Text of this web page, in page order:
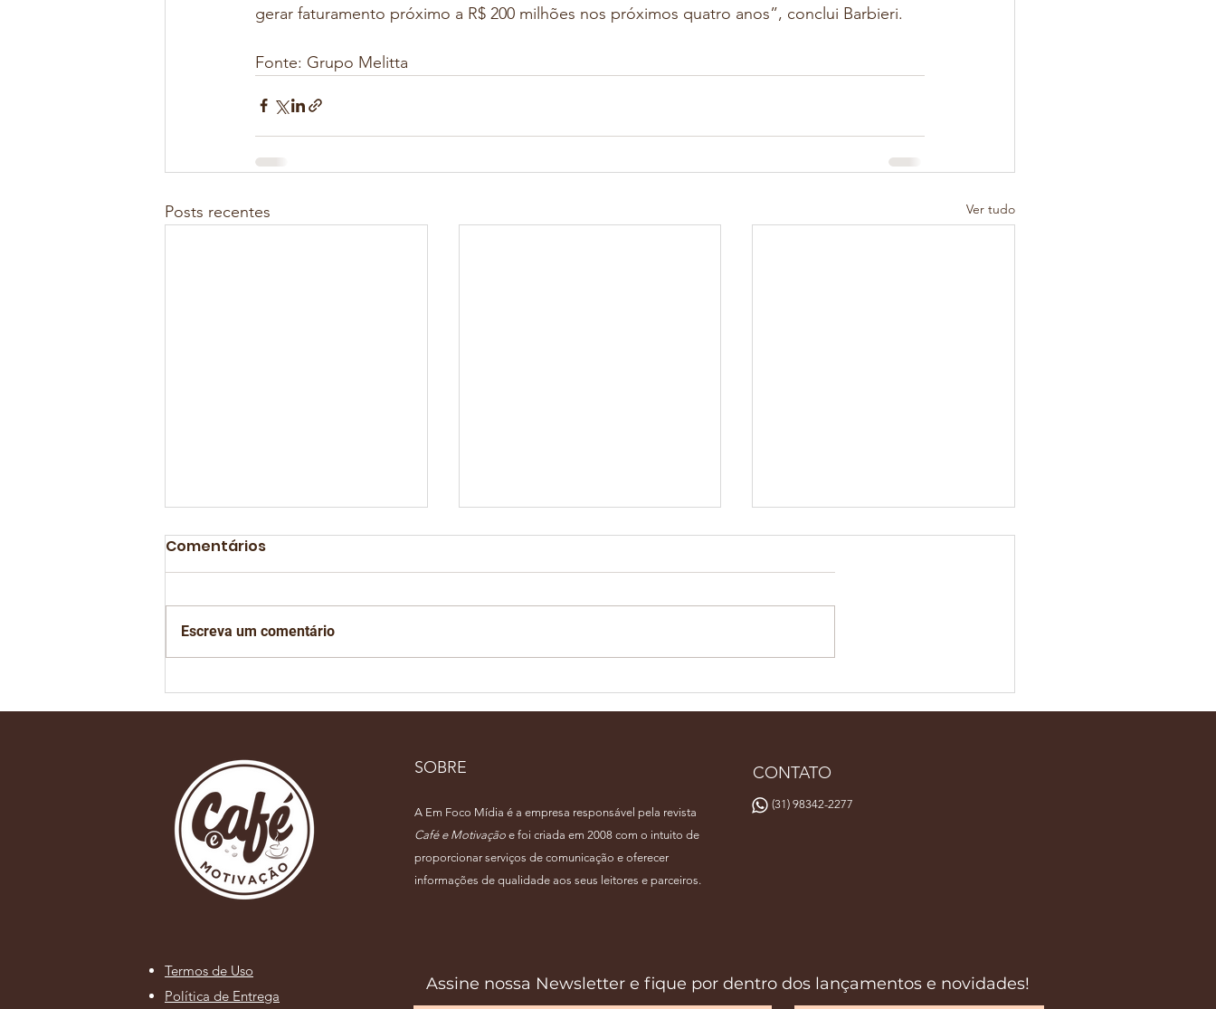
gerar faturamento próximo a R$ 200 milhões nos próximos quatro anos”, conclui Barbieri.
Fonte: Grupo Melitta
Posts recentes Ver tudo
Está chegando o dia de
mais um São Paulo
do Ibirapuera em São
Paulo
Pernambuco Café Show
reúne especialistas em
Barista brasileira
representará o país em
de concurso no México
Comentários
Escreva um comentário
SOBRE
A Em Foco Mídia é a empresa responsável pela revista
Café e Motivação e foi criada em 2008 com o intuito de
proporcionar serviços de comunicação e oferecer
informações de qualidade aos seus leitores e parceiros.
CONTATO
(31) 98342-2277
Termos de Uso
Política de Entrega
Assine nossa Newsletter e fique por dentro dos lançamentos e novidades!